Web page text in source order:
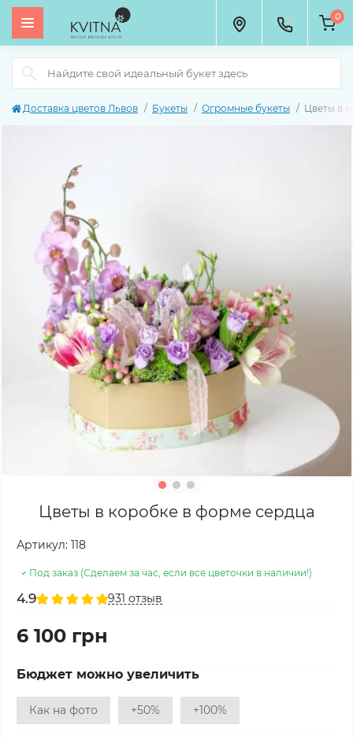
0
Доставка цветов Львов Букеты Огромные букеты Цветы в
Цветы в коробке в форме сердца
Артикул: 118
Под заказ (Сделаем за час, если все цветочки в наличии!)
4.9 931 отзыв
6 100 грн
Бюджет можно увеличить
Как на фото +50% +100%